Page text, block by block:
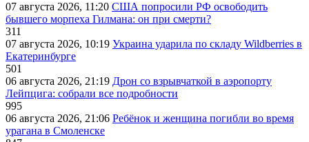
07 августа 2026, 11:20 США попросили РФ освободить
бывшего морпеха Гилмана: он при смерти?
311
07 августа 2026, 10:19 Украина ударила по складу Wildberries в
Екатеринбурге
501
06 августа 2026, 21:19 Дрон со взрывчаткой в аэропорту
Лейпцига: собрали все подробности
995
06 августа 2026, 21:06 Ребёнок и женщина погибли во время
урагана в Смоленске